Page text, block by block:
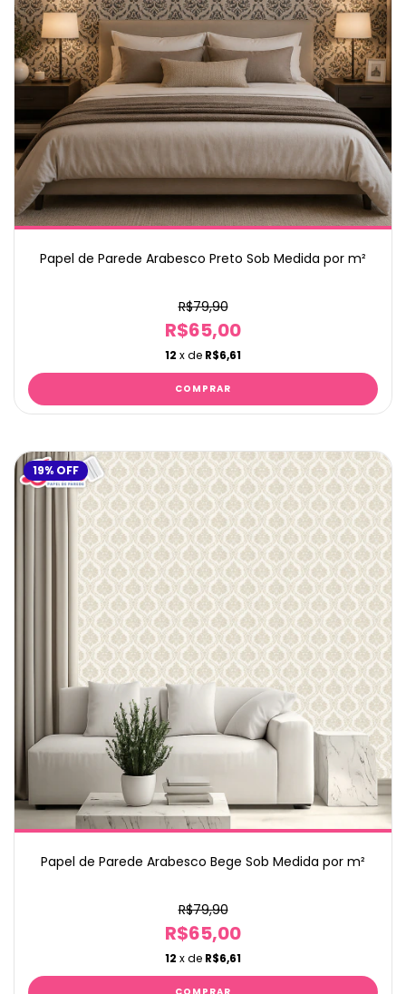
Papel de Parede Arabesco Preto Sob Medida por m²
R$79,90
R$65,00
12 x de R$6,61
19% OFF
Papel de Parede Arabesco Bege Sob Medida por m²
R$79,90
R$65,00
12 x de R$6,61